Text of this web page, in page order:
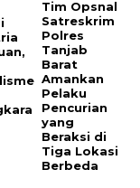
Tim Opsnal
Satreskrim
Polres
Tanjab
Barat
Amankan
Pelaku
Pencurian
yang
Beraksi di
Tiga Lokasi
Berbeda